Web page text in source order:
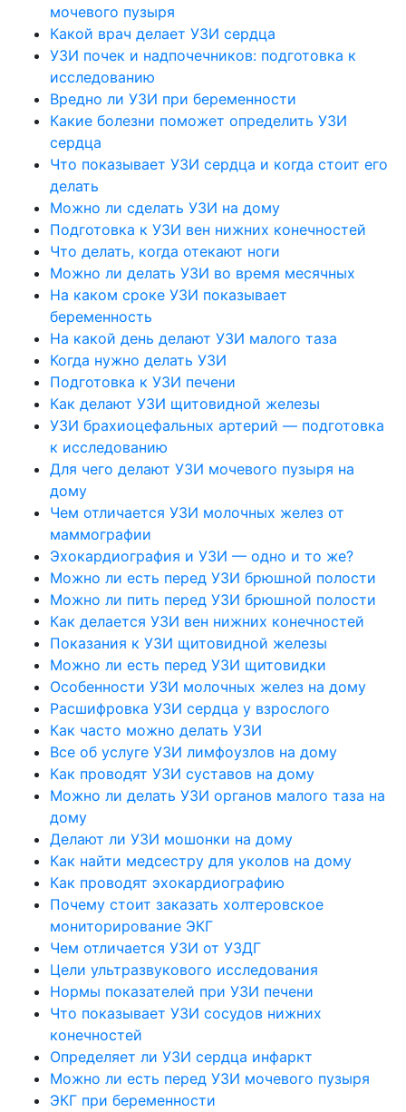
мочевого пузыря
Какой врач делает УЗИ сердца
УЗИ почек и надпочечников: подготовка к
исследованию
Вредно ли УЗИ при беременности
Какие болезни поможет определить УЗИ
сердца
Что показывает УЗИ сердца и когда стоит его
делать
Можно ли сделать УЗИ на дому
Подготовка к УЗИ вен нижних конечностей
Что делать, когда отекают ноги
Можно ли делать УЗИ во время месячных
На каком сроке УЗИ показывает
беременность
На какой день делают УЗИ малого таза
Когда нужно делать УЗИ
Подготовка к УЗИ печени
Как делают УЗИ щитовидной железы
УЗИ брахиоцефальных артерий — подготовка
к исследованию
Для чего делают УЗИ мочевого пузыря на
дому
Чем отличается УЗИ молочных желез от
маммографии
Эхокардиография и УЗИ — одно и то же?
Можно ли есть перед УЗИ брюшной полости
Можно ли пить перед УЗИ брюшной полости
Как делается УЗИ вен нижних конечностей
Показания к УЗИ щитовидной железы
Можно ли есть перед УЗИ щитовидки
Особенности УЗИ молочных желез на дому
Расшифровка УЗИ сердца у взрослого
Как часто можно делать УЗИ
Все об услуге УЗИ лимфоузлов на дому
Как проводят УЗИ суставов на дому
Можно ли делать УЗИ органов малого таза на
дому
Делают ли УЗИ мошонки на дому
Как найти медсестру для уколов на дому
Как проводят эхокардиографию
Почему стоит заказать холтеровское
мониторирование ЭКГ
Чем отличается УЗИ от УЗДГ
Цели ультразвукового исследования
Нормы показателей при УЗИ печени
Что показывает УЗИ сосудов нижних
конечностей
Определяет ли УЗИ сердца инфаркт
Можно ли есть перед УЗИ мочевого пузыря
ЭКГ при беременности